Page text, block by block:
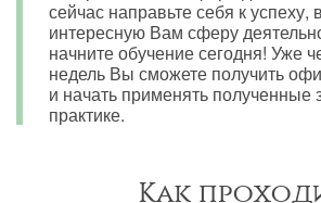
сейчас направьте себя к успеху,
интересную Вам сферу
начните обучение сегодня! Уже
недель Вы сможете получить
и начать применять полученные
практике.
Как